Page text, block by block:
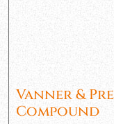
Vanner &
Compound